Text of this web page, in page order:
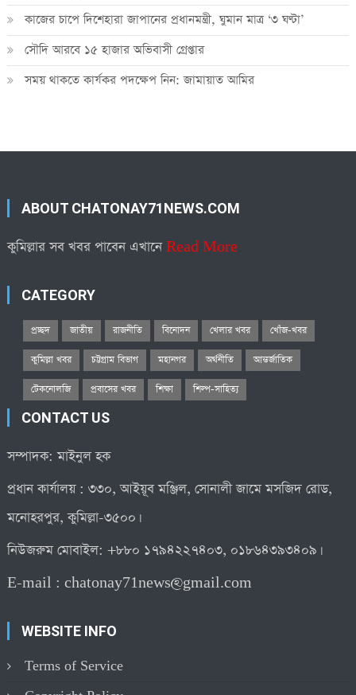
কাজের চাপে দিশেহারা জাপানের প্রধানমন্ত্রী, ঘুমান মাত্র ‘৩ ঘণ্টা’
সৌদি আরবে ১৫ হাজার অভিবাসী গ্রেপ্তার
সময় থাকতে কার্যকর পদক্ষেপ নিন: জামায়াত আমির
ABOUT CHATONAY71NEWS.COM
কুমিল্লার সব খবর পাবেন এখানেRead More
CATEGORY
প্রচ্ছদ জাতীয় রাজনীতি বিনোদন খেলার খবর খোঁজ-খবর
কুমিল্লা খবর চট্টগ্রাম বিভাগ মহানগর অর্থনীতি আন্তর্জাতিক
টেকনোলজি প্রবাসের খবর শিক্ষা শিল্প-সাহিত্য
CONTACT US
সম্পাদক: মাইনুল হক
প্রধান কার্যালয় : ৩৩০, আইয়ূব মঞ্জিল, সোনালী জামে মসজিদ রোড,
মনোহরপুর, কুমিল্লা-৩৫০০।
নিউজরুম মোবাইল: +৮৮০ ১৭৯৪২২৭৪০৩, ০১৮৬৪৩৯৩৪০৯।
E-mail :chatonay71news@gmail.com
WEBSITE INFO
Terms of Service